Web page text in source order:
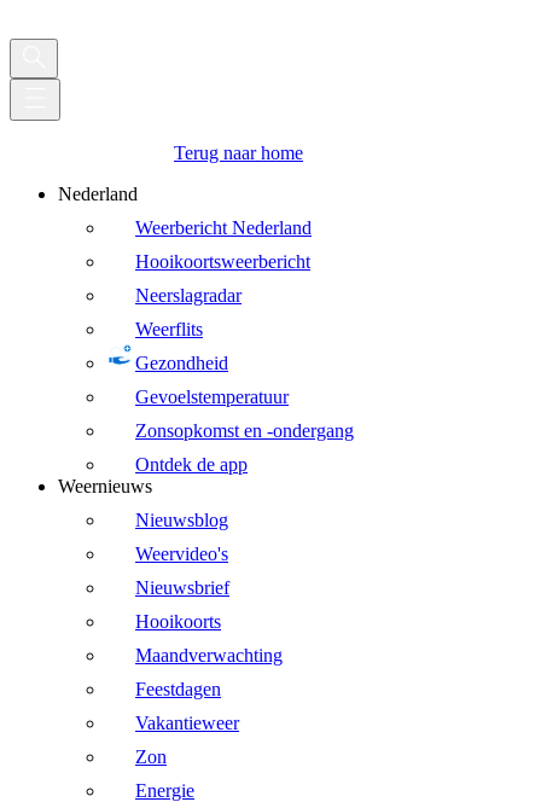
Terug naar home
Nederland
Weerbericht Nederland
Hooikoortsweerbericht
Neerslagradar
Weerflits
Gezondheid
Gevoelstemperatuur
Zonsopkomst en -ondergang
Ontdek de app
Weernieuws
Nieuwsblog
Weervideo's
Nieuwsbrief
Hooikoorts
Maandverwachting
Feestdagen
Vakantieweer
Zon
Energie